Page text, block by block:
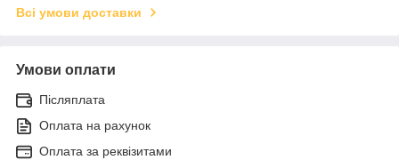
Всі умови доставки
Умови оплати
Післяплата
Оплата на рахунок
Оплата за реквізитами